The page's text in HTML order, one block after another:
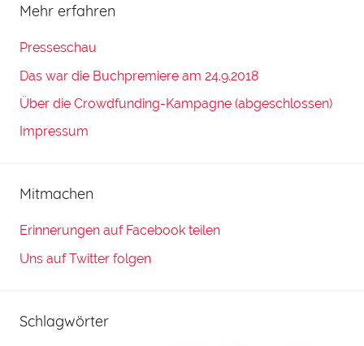
Mehr erfahren
Presseschau
Das war die Buchpremiere am 24.9.2018
Über die Crowdfunding-Kampagne (abgeschlossen)
Impressum
Mitmachen
Erinnerungen auf Facebook teilen
Uns auf Twitter folgen
Schlagwörter